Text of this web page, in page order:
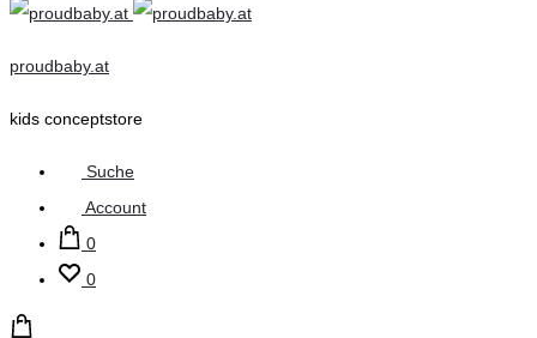
proudbaby.at
kids conceptstore
Suche
Account
0
0